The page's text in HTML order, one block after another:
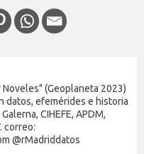
(Geoplaneta 2023)
datos, efemérides e historia
CIHEFE, APDM,
correo:
@rMadriddatos